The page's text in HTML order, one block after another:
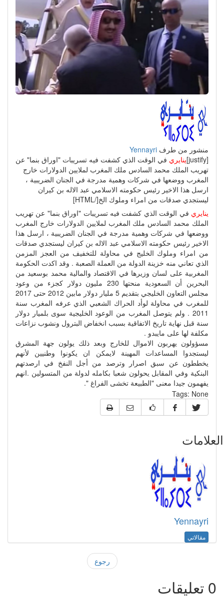
منشور من طرفYennayri
ينايري في الوقت الذي كشفت فيه تسريبات "اوراق بنما" عن
تهريب الملك محمد السادس ملك المغرب لملايين الدولارات خارج
المغرب ووضعها في شركات وهمية مدرجة في الجنان الضريبية ،
ارسل هذا الاخير رئيس حكومته الاسلامي عبد الاله بن كيران
ليستجدي صدقات من امراء وملوك الخ[/HTML]
ينايري في الوقت الذي كشفت فيه تسريبات "اوراق بنما" عن تهريب
الملك محمد السادس ملك المغرب لملايين الدولارات خارج المغرب
ووضعها في شركات وهمية مدرجة في الجنان الضريبية ، ارسل هذا
الاخير رئيس حكومته الاسلامي عبد الاله بن كيران ليستجدي صدقات
من امراء وملوك الخليج في محاولة للتخفيف من العجز المزمن
الذي تعاني منه خزينة الدولة من العملة الصعبة . وقد اكدت الحكومة
المغربية على لسان وزيرها في الاقتصاد والمالية محمد بوسعيد من
البحرين أن السعودية منحتها 230 مليون دولار كجزء من وعود
مجلس التعاون الخليجي بتقديم 5 مليار دولار مابين 2012 حتى 2017
للمغرب في محاولة لوأد الحراك الشعبي الذي عرفه المغرب سنة
2011 . ولم يتوصل المغرب من الوعود الخليجية سوى بلميار دولار
سنة قبل نهاية تاريخ الاتفاقية بسبب انخفاض البترول ونشوب نزاعات
مكلفة لها على مايبدو .
مسؤولون يهربون الاموال للخارج وبعد ذلك يولون جهة المشرق
ليستجدوا المساعدات المهينة لايمكن ان يكونوا وطنيين لأنهم
يخططون عن سبق اصرار وترصد من أجل النفخ في ارصدتهم
البنكية وفي المقابل يحولون شعبا بكامله لدولة من المتسولين .انهم
يفهمون جيدا معنى "الطبيعة تخشى الفراغ ".
Tags:None
Yennayri
مقالاتي
رجوع
0تعليقات